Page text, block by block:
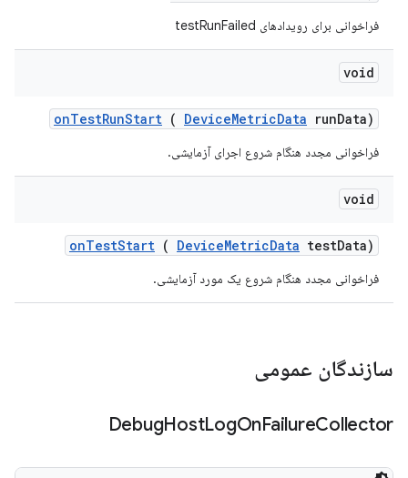
فراخوانی برای رویدادهای testRunFailed
void
onTestRunStart ( DeviceMetricData runData)
فراخوانی مجدد هنگام شروع اجرای آزمایشی.
void
onTestStart ( DeviceMetricData testData)
فراخوانی مجدد هنگام شروع یک مورد آزمایشی.
سازندگان عمومی
DebugHostLogOnFailureCollector